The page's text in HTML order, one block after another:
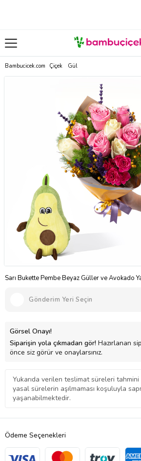
Bambucicek.com Çiçek Gül
Sarı Bukette Pembe Beyaz Güller ve Avokado
Gönderim Yeri Seçin
Görsel Onayı!
Siparişin yola çıkmadan gör! Hazırlanan
önce siz görür ve onaylarsınız.
Yukarıda verilen teslimat süreleri
yasal sürelerin aşılmaması koşuluyla
yaşanabilmektedir.
Ödeme Seçenekleri